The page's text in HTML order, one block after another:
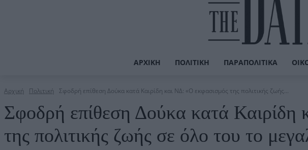
ΑΡΧΙΚΉ ΠΟΛΙΤΙΚΉ ΠΑΡΑΠΟΛΙΤΙΚΆ
Αρχική Πολιτική Σφοδρή επίθεση Δούκα κατά Καιρίδη και ΝΔ: «Ο εκφασισμός της πολιτικής ζωής...
Σφοδρή επίθεση Δούκα κατά
της πολιτικής ζωής σε όλο του το